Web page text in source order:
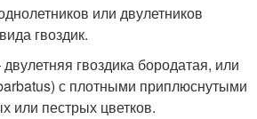
или двулетников
гвоздик.
гвоздика бородатая, или
с плотными приплюснутыми
или пестрых цветков.